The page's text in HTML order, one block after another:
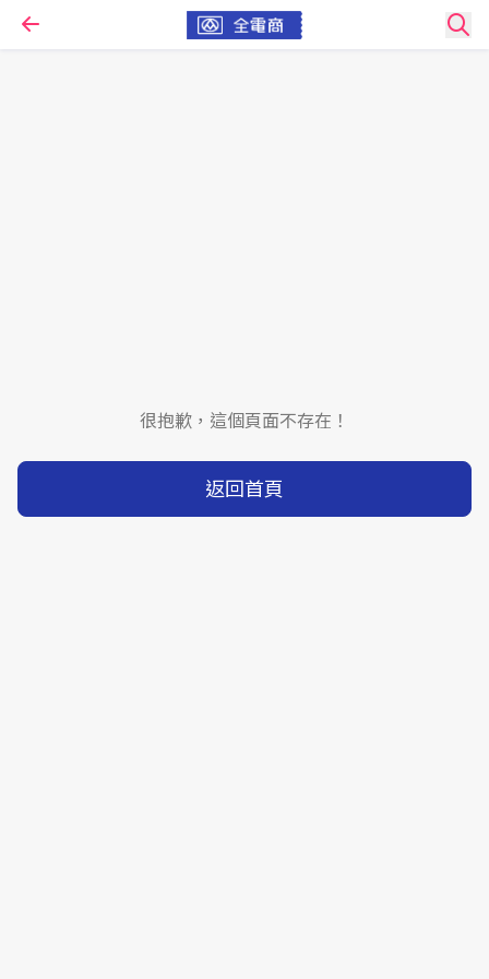
很抱歉，這個頁面不存在！
返回首頁